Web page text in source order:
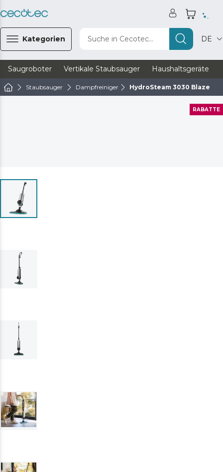
Kategorien Suche in Cecotec... DE
Saugroboter Vertikale Staubsauger Haushaltsgeräte
Staubsauger Dampfreiniger HydroSteam 3030 Blaze
RABATTE